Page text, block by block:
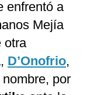
enfrentó a
Mejía
otra
D’Onofrio,
por